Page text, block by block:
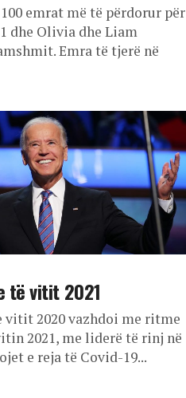
emrat më të përdorur për
dhe Olivia dhe Liam
Emra të tjerë në
të vitit 2021
vitit 2020 vazhdoi me ritme
2021, me liderë të rinj në
e reja të Covid-19...